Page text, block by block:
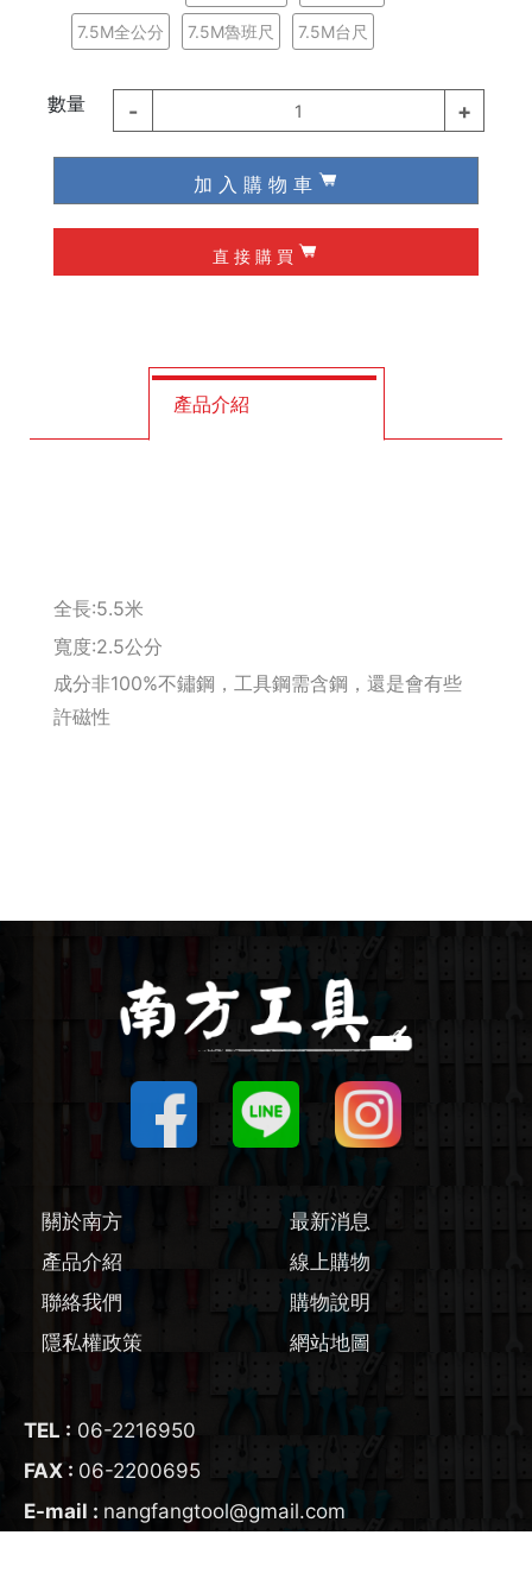
德國 Knipex
德國 Wiha / Wera
夾具
修皮刀 / 刮刀
工程筆
Makita 機台
Maktec 牧科
修邊機 / 配件
圓鋸機 / 配件
線鋸機 / 軍刀鋸
磨切機 / 配件
電鉋 / 配件
鎚鑽 / 配件
氣動工具
輔助工具/配件
7.5M全公分 7.5M魯班尺 7.5M台尺
數量 - 1 +
加 入 購 物 車
直 接 購 買
產品介紹
全長:5.5米
寬度:2.5公分
成分非100%不鏽鋼，工具鋼需含鋼，還是會有些
許磁性
關於南方
最新消息
產品介紹
線上購物
聯絡我們
購物說明
隱私權政策
網站地圖
TEL : 06-2216950
FAX : 06-2200695
E-mail : nangfangtool@gmail.com